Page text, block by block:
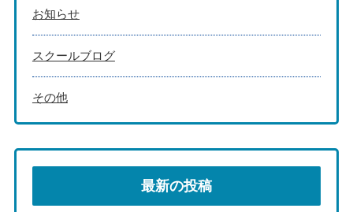
お知らせ
スクールブログ
その他
最新の投稿